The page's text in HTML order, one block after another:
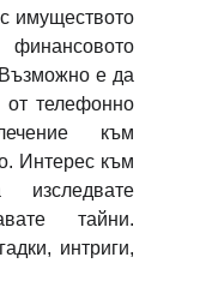
имуществото
е да
от телефонно
към
Интерес към
тайни.
интриги,